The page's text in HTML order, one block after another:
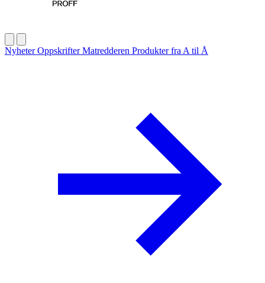
NyheterOppskrifterMatredderen Produkter fra A til Å